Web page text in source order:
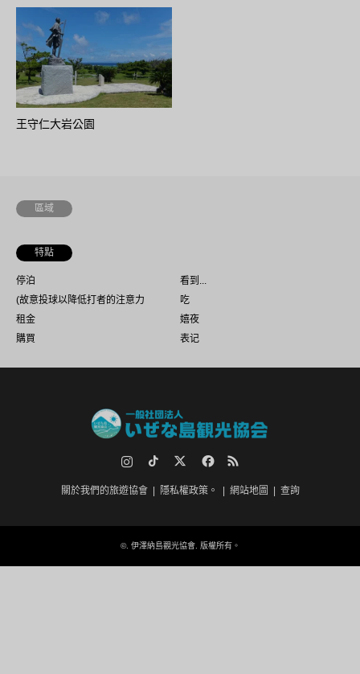
王守仁大岩公園
區域
特點
停泊
看到...
(故意投球以降低打者的注意力
吃
租金
嬉夜
購買
表记
臉書 RSS
關於我們的旅遊協會 隱私權政策。 網站地圖 查詢
©. 伊澤納島觀光協會. 版權所有。